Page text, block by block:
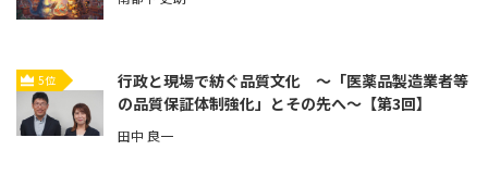
5位
行政と現場で紡ぐ品質文化 ～「医薬品製造業者等
の品質保証体制強化」とその先へ～【第3回】
田中 良一